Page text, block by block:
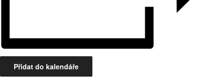
Přidat do kalendáře